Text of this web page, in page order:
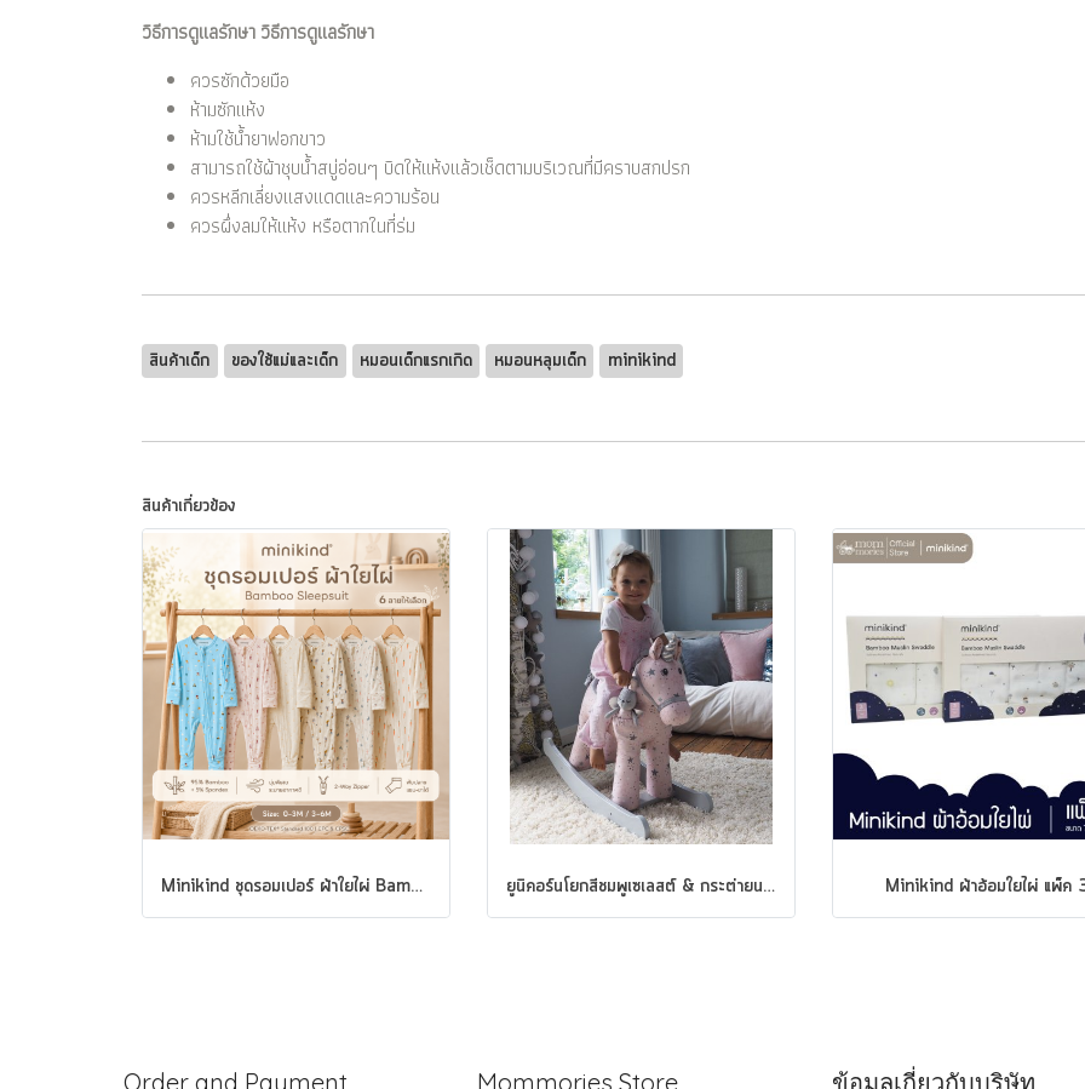
วิธีการดูแลรักษา วิธีการดูแลรักษา
ควรซักด้วยมือ
ห้ามซักแห้ง
ห้ามใช้น้ำยาฟอกขาว
สามารถใช้ผ้าชุบน้ำสบู่อ่อนๆ บิดให้แห้งแล้วเช็ดตามบริเวณที่มีคราบสกปรก
ควรหลีกเลี่ยงแสงแดดและความร้อน
ควรผึ่งลมให้แห้ง หรือตากในที่ร่ม
สินค้าเด็ก ของใช้แม่และเด็ก หมอนเด็กแรกเกิด หมอนหลุมเด็ก minikind
สินค้าเกี่ยวข้อง
Minikind ชุดรอมเปอร์ ผ้าใยไผ่ Bamboo Sleepsuit ยูนิคอร์นโยกสีชมพูเซเลสต์ & กระต่ายนางฟ้าเฟย์ Little Bird Told Me Celeste & Fae Rocking Unicorn - 12 เดือน ขึ้นไป Minikind ผ้าอ้อมใยไผ่ แพ็ค
Order and Payment Mommories Store ข้อมูลเกี่ยวกับบริษัท